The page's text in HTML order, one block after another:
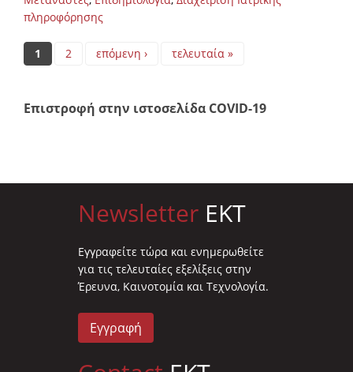
πληροφόρησης
Pages
1 2 επόμενη › τελευταία »
Επιστροφή στην ιστοσελίδα COVID-19
Newsletter EKT
Eγγραφείτε τώρα και ενημερωθείτε
για τις τελευταίες εξελίξεις στην
Έρευνα, Καινοτομία και Τεχνολογία.
Εγγραφή